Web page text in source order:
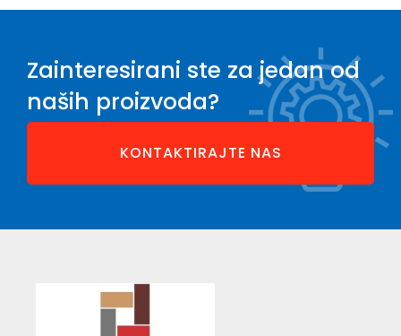
Zainteresirani ste za jedan od
naših proizvoda?
KONTAKTIRAJTE NAS